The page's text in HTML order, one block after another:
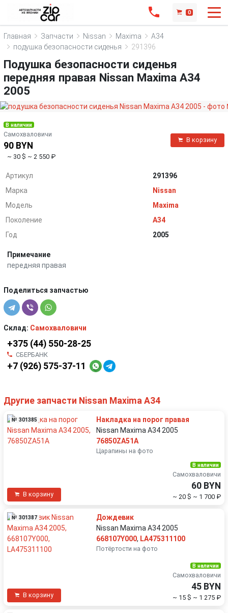
0
Главная Запчасти Nissan Maxima
A34
подушка безопасности сиденья
291396
Подушка безопасности сиденья
передняя правая Nissan Maxima A34
2005
В наличии
Самохваловичи
90 BYN
~ 30 $ ~ 2 550 ₽
В корзину
Артикул
291396
Марка
Nissan
Модель
Maxima
Поколение
A34
Год
2005
Примечание
передняя правая
Поделиться запчастью
Склад: Самохваловичи
+375 (44) 550-28-25
СБЕРБАНК
+7 (926) 575-37-11
Другие запчасти Nissan Maxima A34
№ 301385
Накладка на порог правая
Nissan Maxima A34 2005
76850ZA51A
Царапины на фото
В корзину
В наличии
Самохваловичи
60 BYN
~ 20 $ ~ 1 700 ₽
№ 301387
Дождевик
Nissan Maxima A34 2005
668107Y000, LA475311100
Потёртости на фото
В корзину
В наличии
Самохваловичи
45 BYN
~ 15 $ ~ 1 275 ₽